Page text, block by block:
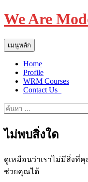
We Are
ค้นหา
เมนูหลัก
ยัง
เนื้อหา
Home
Profile
WRM Courses
Contact Us_
ค้นหา
ไม่พบสิ่งใด
ดูเหมือนว่าเราไม่มีสิ่งที่
ช่วยคุณได้